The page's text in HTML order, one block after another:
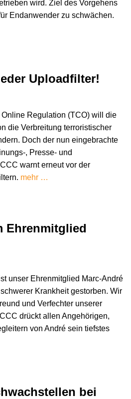
wird. Ziel des Vorgehens
Endanwender zu schwächen.
Uploadfilter!
Online Regulation (TCO) will die
die Verbreitung terroristischer
Doch der nun eingebrachte
, Presse- und
warnt erneut vor der
mehr …
Ehrenmitglied
unser Ehrenmitglied Marc-André
Krankheit gestorben. Wir
und Verfechter unserer
drückt allen Angehörigen,
von André sein tiefstes
bei